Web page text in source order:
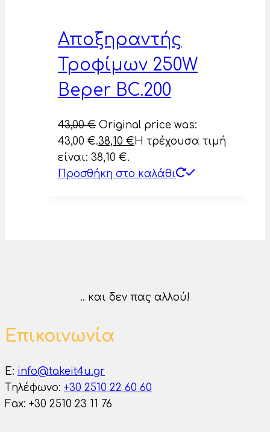
Αποξηραντής
Τροφίμων 250W
Beper BC.200
43,00€ Original price was:
43,00 €.38,10 €Η τρέχουσα τιμή
είναι: 38,10 €.
Προσθήκη στο καλάθι
.. και δεν πας αλλού!
Επικοινωνία
E: info@takeit4u.gr
Tηλέφωνο: +30 2510 22 60 60
Fax: +30 2510 23 11 76